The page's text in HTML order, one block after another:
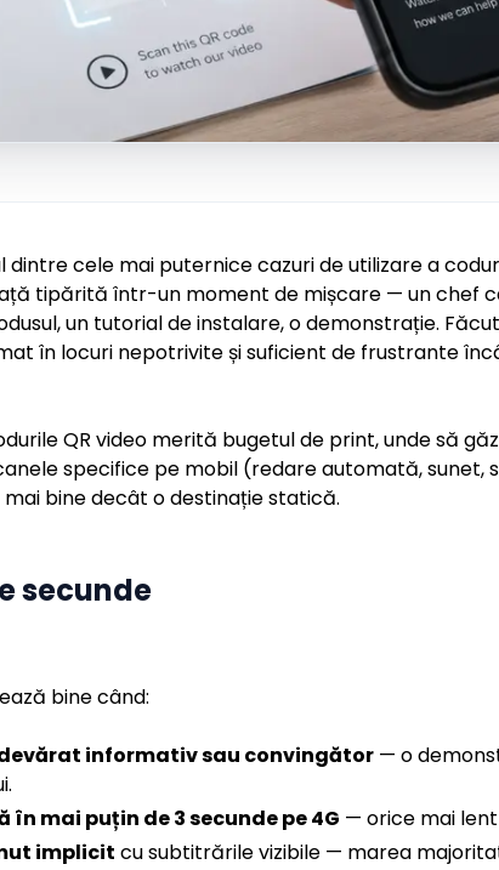
dintre cele mai puternice cazuri de utilizare a
tipărită într-un moment de mișcare — un chef
un tutorial de instalare, o demonstrație.
în locuri nepotrivite și suficient de frustrante
QR video merită bugetul de print, unde să
specifice pe mobil (redare automată, sunet,
bine decât o destinație statică.
secunde
bine când:
informativ sau convingător— o
mai puțin de 3 secunde pe 4G — orice mai
implicit cu subtitrările vizibile — marea